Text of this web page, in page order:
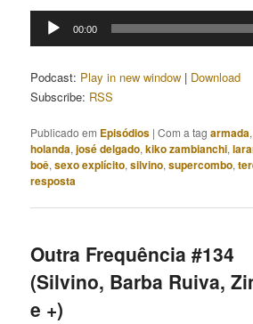
Tocador
00:00
Podcast: Play in new window | Download
Subscribe: RSS
Publicado em Episódios |Com a tagarmada
holanda,josé delgado,kiko zambianchi,
boê,sexo explícito,silvino,supercombo,
resposta
Outra Frequência #134
(Silvino, Barba Ruiva,
e +)